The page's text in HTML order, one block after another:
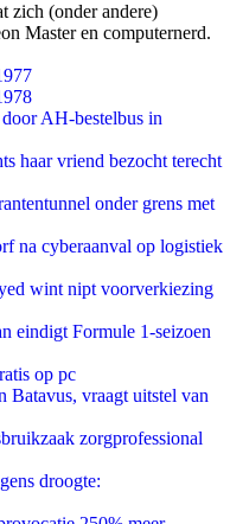
zich (onder andere)
Master en computernerd.
AH-bestelbus in
haar vriend bezocht terecht
onder grens met
na cyberaanval op logistiek
wint nipt voorverkiezing
eindigt Formule 1-seizoen
op pc
Batavus, vraagt uitstel van
zorgprofessional
droogte: